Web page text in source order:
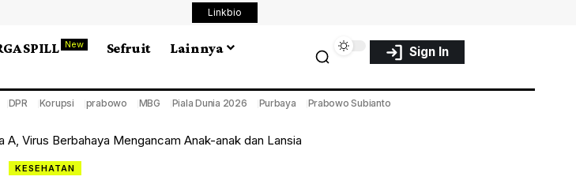
Linkbio
SPILL New Sefruit Lainnya Sign In
DPR Korupsi prabowo MBG Piala Dunia 2026 Purbaya Prabowo Subianto
A, Virus Berbahaya Mengancam Anak-anak dan Lansia
KESEHATAN